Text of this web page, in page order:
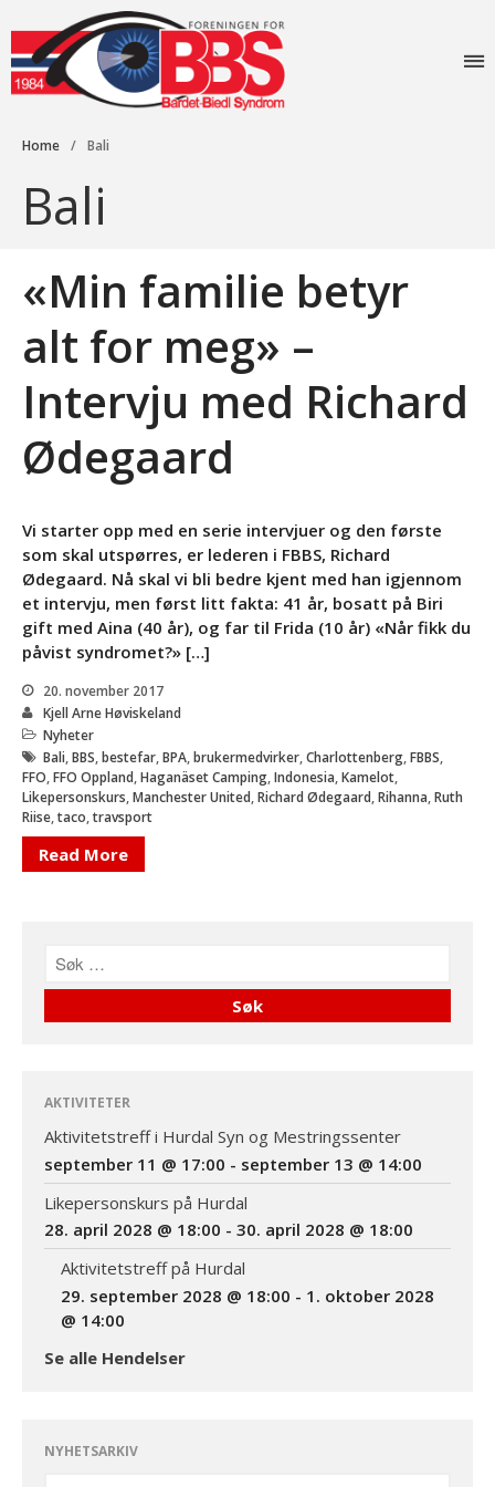
Forside
Synshjelpemidler – Lese og
sekretærhjelp – Briller +
mye mer
Senter for sjeldne
diagnoser (SSD)
Likeperson
Kontakt
Facebook
INVITASJON TIL
AKTIVITETSTREFF
kommende helg!
Datoer for likepersonskurs
september 11 @ 17:00
Likepersonskurs på
Home / Bali
Bali
«Min familie betyr
alt for meg» –
Intervju med Richard
Ødegaard
Vi starter opp med en serie intervjuer og den første
som skal utspørres, er lederen i FBBS, Richard
Ødegaard. Nå skal vi bli bedre kjent med han igjennom
et intervju, men først litt fakta: 41 år, bosatt på Biri
gift med Aina (40 år), og far til Frida (10 år) «Når fikk du
påvist syndromet?» […]
20. november 2017
Kjell Arne Høviskeland
Nyheter
Bali,BBS,bestefar,BPA,brukermedvirker,Charlottenberg,FBBS,
FFO,FFO Oppland,Haganäset Camping,Indonesia,Kamelot,
Likepersonskurs,Manchester United,Richard Ødegaard,Rihanna,Ruth
Riise,taco,travsport
Read More
AKTIVITETER
Aktivitetstreff i Hurdal Syn og Mestringssenter
september 11 @ 17:00 - september 13 @ 14:00
Likepersonskurs på Hurdal
28. april 2028 @ 18:00 - 30. april 2028 @ 18:00
Aktivitetstreff på Hurdal
29. september 2028 @ 18:00 - 1. oktober 2028
@ 14:00
Se alle Hendelser
NYHETSARKIV